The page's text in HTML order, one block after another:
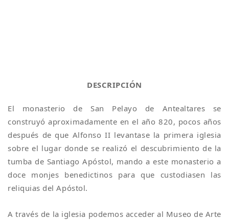
DESCRIPCIÓN
El monasterio de San Pelayo de Antealtares se
construyó aproximadamente en el año 820, pocos años
después de que Alfonso II levantase la primera iglesia
sobre el lugar donde se realizó el descubrimiento de la
tumba de Santiago Apóstol, mando a este monasterio a
doce monjes benedictinos para que custodiasen las
reliquias del Apóstol.
A través de la iglesia podemos acceder al Museo de Arte